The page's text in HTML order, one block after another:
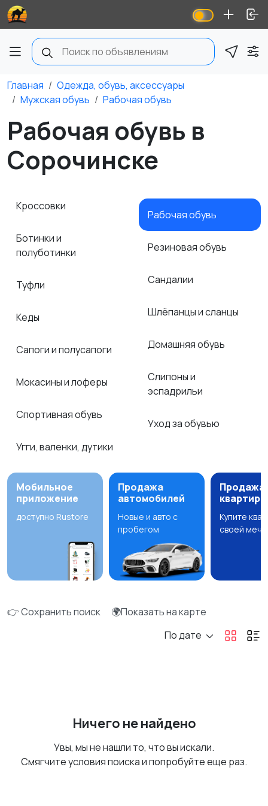
Главная
Одежда, обувь, аксессуары
Мужская обувь
Рабочая обувь
Рабочая обувь в
Сорочинске
Кроссовки
Ботинки и
полуботинки
Туфли
Кеды
Сапоги и полусапоги
Мокасины и лоферы
Спортивная обувь
Угги, валенки, дутики
Рабочая обувь
Резиновая обувь
Сандалии
Шлёпанцы и сланцы
Домашняя обувь
Слипоны и
эспадрильи
Уход за обувью
Мобильное
приложение
доступно Rustore
Продажа
автомобилей
Новые и авто с
пробегом
Продажа
квартир
Купите
своей
👉 Сохранить поиск
🌍Показать на карте
По дате
Ничего не найдено
Увы, мы не нашли то, что вы искали.
Смягчите условия поиска и попробуйте еще раз.